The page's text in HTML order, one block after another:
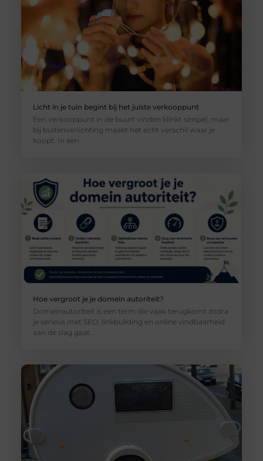
Licht in je tuin begint bij het juiste verkooppunt
Een verkooppunt in de buurt vinden klinkt simpel, maar
bij buitenverlichting maakt het echt verschil waar je
koopt. In een
Hoe vergroot je je domein autoriteit?
Domeinautoriteit is een term die vaak terugkomt zodra
je serieus met SEO, linkbuilding en online vindbaarheid
aan de slag gaat.